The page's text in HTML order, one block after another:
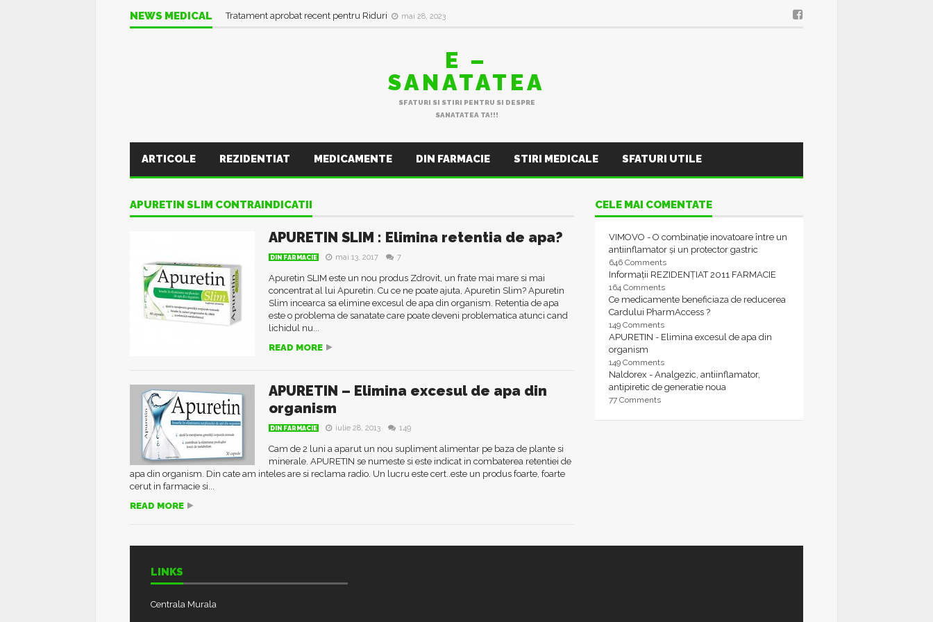
NEWS MEDICAL Tratament aprobat recent pentru Riduri mai 28, 2023
E –
SANATATEA
SFATURI SI STIRI PENTRU SI DESPRE
SANATATEA TA!!!
ARTICOLE REZIDENTIAT MEDICAMENTE DIN FARMACIE STIRI MEDICALE SFATURI UTILE
APURETIN SLIM CONTRAINDICATII
APURETIN SLIM : Elimina retentia de apa?
DIN FARMACIE mai 13, 2017 7
Apuretin SLIM este un nou produs Zdrovit, un frate mai mare si mai
concentrat al lui Apuretin. Cu ce ne poate ajuta, Apuretin Slim? Apuretin
Slim incearca sa elimine excesul de apa din organism. Retentia de apa
este o problema de sanatate care poate deveni problematica atunci cand
lichidul nu...
READ MORE
APURETIN – Elimina excesul de apa din
organism
DIN FARMACIE iulie 28, 2013 149
Cam de 2 luni a aparut un nou supliment alimentar pe baza de plante si
minerale. APURETIN se numeste si este indicat in combaterea retentiei de
apa din organism. Din cate am inteles are si reclama radio. Un lucru este cert..este un produs foarte, foarte
cerut in farmacie si...
READ MORE
CELE MAI COMENTATE
VIMOVO - O combinație inovatoare între un
antiinflamator și un protector gastric
646 Comments
Informații REZIDENȚIAT 2011 FARMACIE
164 Comments
Ce medicamente beneficiaza de reducerea
Cardului PharmAccess ?
149 Comments
APURETIN - Elimina excesul de apa din
organism
149 Comments
Naldorex - Analgezic, antiinflamator,
antipiretic de generatie noua
77 Comments
LINKS
Centrala Murala